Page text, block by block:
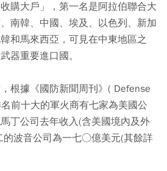
大戶」，第一名是阿拉伯聯合大
南韓、中國、埃及、以色列、新加
和馬來西亞，可見在中東地區之
器重要進口國。
根據《國防新聞周刊》( Defense
前十大的軍火商有七家為美國公
丁公司去年收入(含美國境內及外
波音公司為一七○億美元(其餘詳